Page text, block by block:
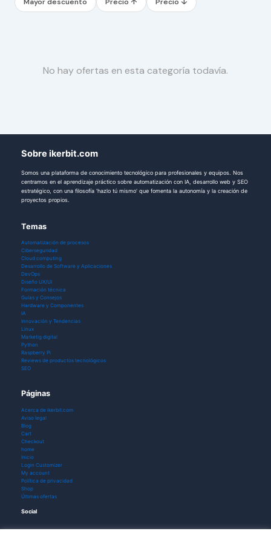
No hay ofertas en esta categoría todavía.
Sobre ikerbit.com
Somos una plataforma de conocimiento tecnológico para profesionales y equipos. Nos
centramos en el aprendizaje práctico sobre automatización con IA, desarrollo web y SEO
estratégico, con una filosofía 'hazlo tú mismo' que fomenta la autonomía y la creación de
proyectos propios.
Temas
Automatización de procesos
Ciberseguridad
Cloud computing
Desarrollo de Software y Aplicaciones
DevOps
Diseño UX/UI
Formación técnica
Guías y Consejos
Hardware y Componentes
IA
Innovación y Tendencias
Linux
Marketig digital
Python
Raspberry Pi
Reviews de productos tecnológicos
SEO
Páginas
Acerca de ikerbit.com
Aviso legal
Blog
Cart
Checkout
home
Inicio
Login Customizer
My account
Política de privacidad
Shop
Últimas ofertas
Social